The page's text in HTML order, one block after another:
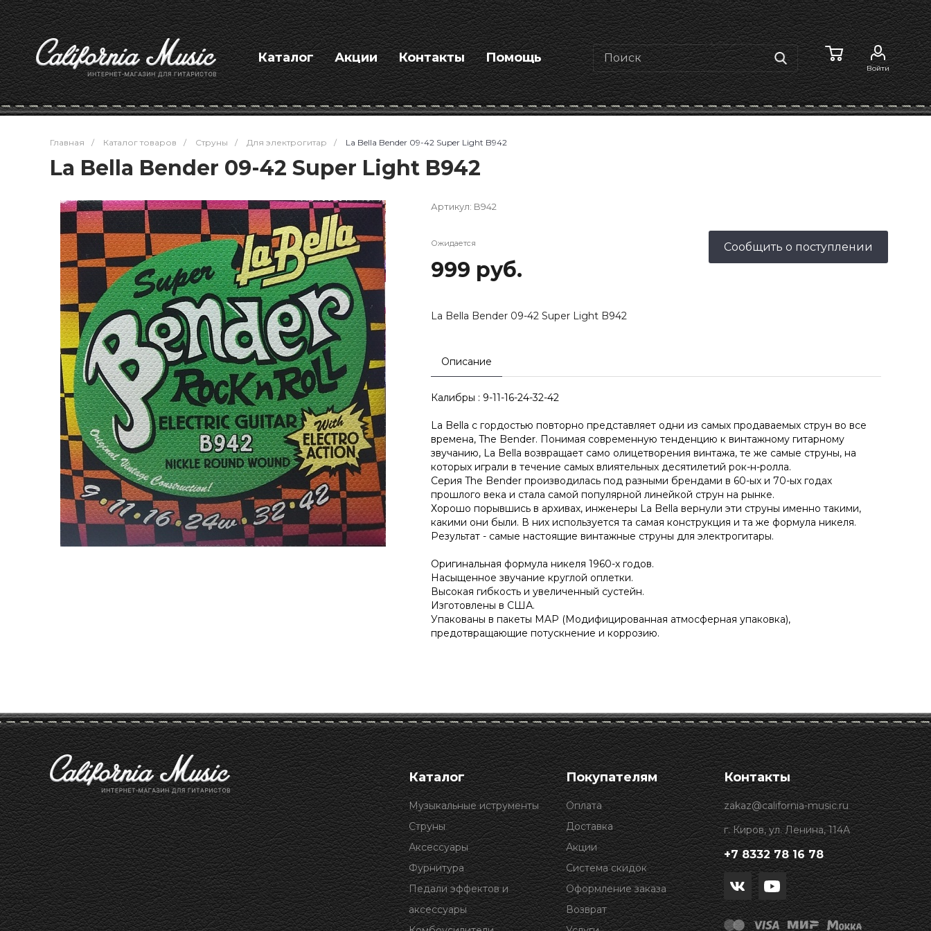
Каталог Акции Контакты Помощь
Войти
Главная / Каталог товаров / Струны / Для электрогитар / La Bella Bender 09-42 Super Light B942
La Bella Bender 09-42 Super Light B942
Артикул: B942
Ожидается
999 руб.
Сообщить о поступлении
La Bella Bender 09-42 Super Light B942
Описание
Калибры : 9-11-16-24-32-42
La Bella с гордостью повторно представляет одни из самых продаваемых струн во все
времена, The Bender. Понимая современную тенденцию к винтажному гитарному
звучанию, La Bella возвращает само олицетворения винтажа, те же самые струны, на
которых играли в течение самых влиятельных десятилетий рок-н-ролла.
Серия The Bender производилась под разными брендами в 60-ых и 70-ых годах
прошлого века и стала самой популярной линейкой струн на рынке.
Хорошо порывшись в архивах, инженеры La Bella вернули эти струны именно такими,
какими они были. В них используется та самая конструкция и та же формула никеля.
Результат - самые настоящие винтажные струны для электрогитары.
Оригинальная формула никеля 1960-х годов.
Насыщенное звучание круглой оплетки.
Высокая гибкость и увеличенный сустейн.
Изготовлены в США.
Упакованы в пакеты MAP (Модифицированная атмосферная упаковка),
предотвращающие потускнение и коррозию.
Каталог
Музыкальные иструменты
Струны
Аксессуары
Фурнитура
Педали эффектов и
аксессуары
Покупателям
Оплата
Доставка
Акции
Система скидок
Оформление заказа
Возврат
Контакты
zakaz@california-music.ru
г. Киров, ул. Ленина, 114А
+7 8332 78 16 78